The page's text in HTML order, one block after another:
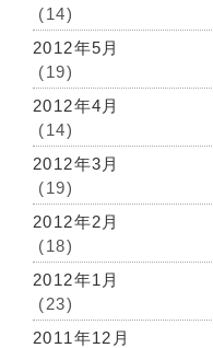
(14)
2012年5月
(19)
2012年4月
(14)
2012年3月
(19)
2012年2月
(18)
2012年1月
(23)
2011年12月